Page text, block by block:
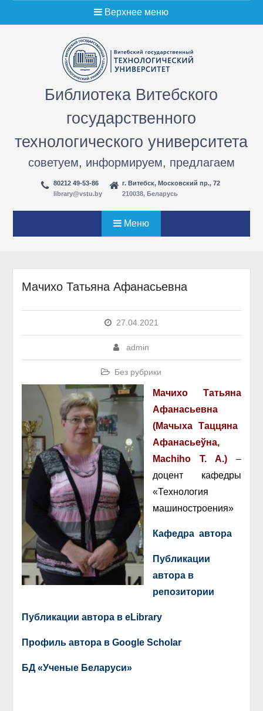
к
содержимому
Верхнее меню
Библиотека Витебского
государственного
технологического университета
советуем, информируем, предлагаем
80212 49-53-86
library@vstu.by
г. Витебск, Московский пр., 72
210038, Беларусь
Меню
Мачихо Татьяна Афанасьевна
27.04.2021
admin
Без рубрики
Мачихо Татьяна
Афанасьевна
(Мачыха Таццяна
Афанасьеўна,
Machiho T. A.) –
доцент кафедры
«Технология
машиностроения»
Кафедра автора
Публикации
автора в
репозитории
Публикации автора в еLibrary
Профиль автора в Google Scholar
БД «Ученые Беларуси»